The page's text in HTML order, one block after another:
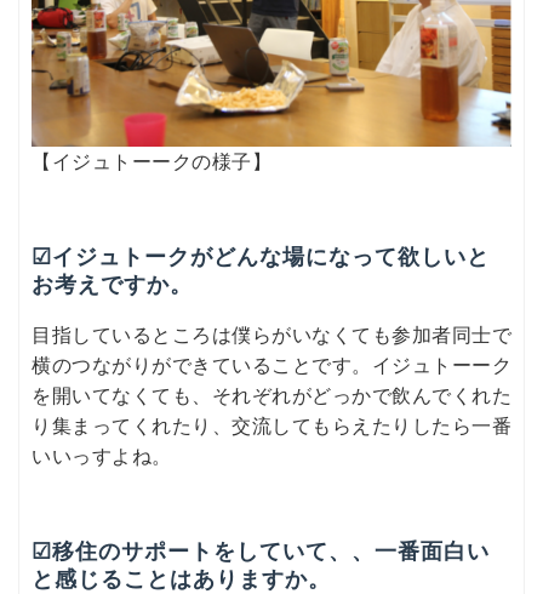
【イジュトーークの様子】
☑イジュトークがどんな場になって欲しいと
お考えですか。
目指しているところは僕らがいなくても参加者同士で
横のつながりができていることです。イジュトーーク
を開いてなくても、それぞれがどっかで飲んでくれた
り集まってくれたり、交流してもらえたりしたら一番
いいっすよね。
☑移住のサポートをしていて、、一番面白い
と感じることはありますか。